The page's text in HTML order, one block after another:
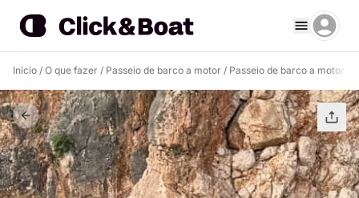
Início / O que fazer / Passeio de barco a motor / Passeio de barco a motor